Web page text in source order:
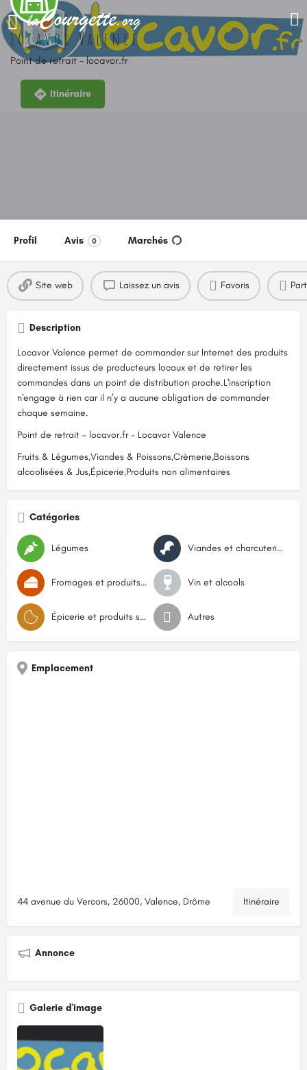
Locavor Valence
Point de retrait - locavor.fr
Itinéraire
Profil Avis 0 Marchés
Site web Laissez un avis Favoris
Description
Locavor Valence permet de commander sur Internet des produits
directement issus de producteurs locaux et de retirer les
commandes dans un point de distribution proche.L'inscription
n'engage à rien car il n’y a aucune obligation de commander
chaque semaine.
Point de retrait - locavor.fr - Locavor Valence
Fruits & Légumes,Viandes & Poissons,Crèmerie,Boissons
alcoolisées & Jus,Épicerie,Produits non alimentaires
Catégories
Légumes Viandes et charcuteries
Fromages et produits laitiers Vin et alcools
Épicerie et produits secs Autres
Emplacement
44 avenue du Vercors, 26000, Valence, Drôme Itinéraire
Annonce
Galerie d'image